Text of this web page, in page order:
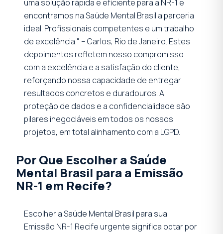
uma solução rápida e eficiente para a NR-1 e
encontramos na Saúde Mental Brasil a parceria
ideal. Profissionais competentes e um trabalho
de excelência." – Carlos, Rio de Janeiro. Estes
depoimentos refletem nosso compromisso
com a excelência e a satisfação do cliente,
reforçando nossa capacidade de entregar
resultados concretos e duradouros. A
proteção de dados e a confidencialidade são
pilares inegociáveis em todos os nossos
projetos, em total alinhamento com a LGPD.
Por Que Escolher a Saúde
Mental Brasil para a Emissão
NR-1 em Recife?
Escolher a Saúde Mental Brasil para sua
Emissão NR-1 Recife urgente significa optar por